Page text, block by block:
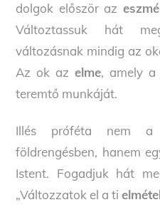
dolgok először az
Változtassuk hát
változásnak mindig az
Az ok azelme, amely a
teremtő munkáját.
Illés próféta nem a
földrengésben, hanem
Istent. Fogadjuk hát
„Változzatok el a ti